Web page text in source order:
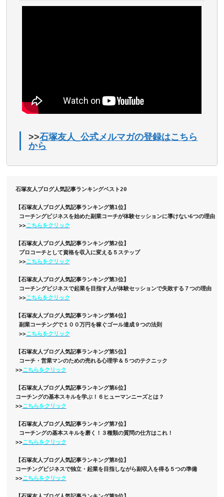
>>石塚友人_公式メルマガの登録はこちら
から
石塚友人ブログ人気記事ランキングベスト20
【石塚友人ブログ人気記事ランキング第1位】
コーチングビジネスを始めた副業コーチが体験セッションに導けない6つの理由
>>こちらをクリック
【石塚友人ブログ人気記事ランキング第2位】
プロコーチとして資格を収入に変える５ステップ
>>こちらをクリック
【石塚友人ブログ人気記事ランキング第3位】
コーチングビジネスで起業を目指す人が体験セッションで失敗する７つの理由
>>こちらをクリック
【石塚友人ブログ人気記事ランキング第4位】
副業コーチングで１００万円を稼ぐゴール達成９つの法則
>>こちらをクリック
【石塚友人ブログ人気記事ランキング第5位】
コーチ・営業マンのための売れる心理学＆５つのテクニック
>>こちらをクリック
【石塚友人ブログ人気記事ランキング第6位】
コーチングの基本スキルを学ぶ！６ヒューマンニーズとは？
>>こちらをクリック
【石塚友人ブログ人気記事ランキング第7位】
コーチングの基本スキルを磨く！３種類の質問の仕方はこれ！
>>こちらをクリック
【石塚友人ブログ人気記事ランキング第8位】
コーチングビジネスで独立・起業を目指しながら副収入を得る５つの準備
>>こちらをクリック